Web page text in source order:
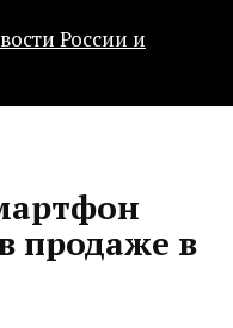
продаже в